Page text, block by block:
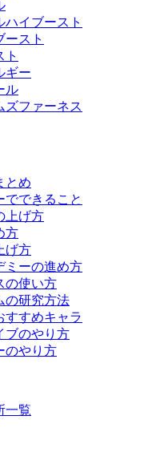
ハイブースト
ースト
ト
ギー
ル
ズファーネス
とめ
でできること
上げ方
方
げ方
ミーの進め方
の使い方
の研究方法
すすめキャラ
ブのやり方
のやり方
一覧